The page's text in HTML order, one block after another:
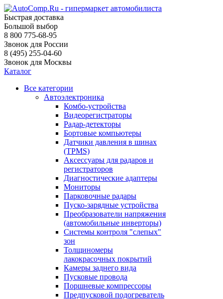
Быстрая доставка
Большой выбор
8 800 775-68-95
Звонок для России
8 (495) 255-04-60
Звонок для Москвы
Каталог
Все категории
Автоэлектроника
Комбо-устройства
Видеорегистраторы
Радар-детекторы
Бортовые компьютеры
Датчики давления в шинах
(TPMS)
Аксессуары для радаров и
регистраторов
Диагностические адаптеры
Мониторы
Парковочные радары
Пуско-зарядные устройства
Преобразователи напряжения
(автомобильные инверторы)
Системы контроля "слепых"
зон
Толщиномеры
лакокрасочных покрытий
Камеры заднего вида
Пусковые провода
Поршневые компрессоры
Предпусковой подогреватель